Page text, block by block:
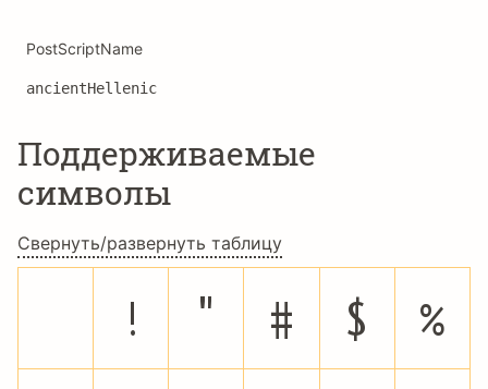
PostScriptName
ancientHellenic
Поддерживаемые
символы
Свернуть/развернуть таблицу
! " # $
%